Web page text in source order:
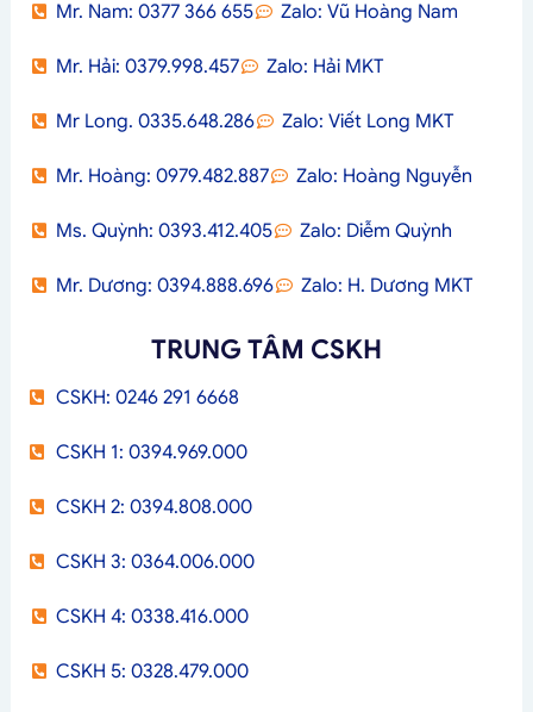
Mr. Nam: 0377 366 655 Zalo: Vũ Hoàng Nam
Mr. Hải: 0379.998.457 Zalo: Hải MKT
Mr Long. 0335.648.286 Zalo: Viết Long MKT
Mr. Hoàng: 0979.482.887 Zalo: Hoàng Nguyễn
Ms. Quỳnh: 0393.412.405 Zalo: Diễm Quỳnh
Mr. Dương: 0394.888.696 Zalo: H. Dương MKT
TRUNG TÂM CSKH
CSKH: 0246 291 6668
CSKH 1: 0394.969.000
CSKH 2: 0394.808.000
CSKH 3: 0364.006.000
CSKH 4: 0338.416.000
CSKH 5: 0328.479.000